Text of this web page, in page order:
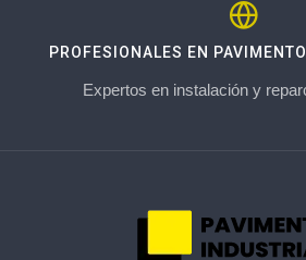
PROFESIONALES EN
Expertos en instalación y